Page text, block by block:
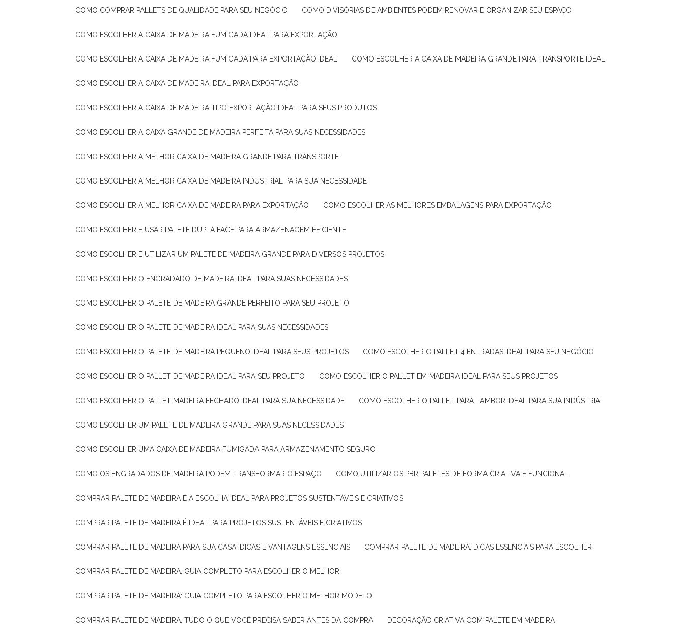
COMO COMPRAR PALLETS DE QUALIDADE PARA SEU NEGÓCIO COMO DIVISÓRIAS DE AMBIENTES PODEM RENOVAR E ORGANIZAR SEU ESPAÇO
COMO ESCOLHER A CAIXA DE MADEIRA FUMIGADA IDEAL PARA EXPORTAÇÃO
COMO ESCOLHER A CAIXA DE MADEIRA FUMIGADA PARA EXPORTAÇÃO IDEAL COMO ESCOLHER A CAIXA DE MADEIRA GRANDE PARA TRANSPORTE IDEAL
COMO ESCOLHER A CAIXA DE MADEIRA IDEAL PARA EXPORTAÇÃO
COMO ESCOLHER A CAIXA DE MADEIRA TIPO EXPORTAÇÃO IDEAL PARA SEUS PRODUTOS
COMO ESCOLHER A CAIXA GRANDE DE MADEIRA PERFEITA PARA SUAS NECESSIDADES
COMO ESCOLHER A MELHOR CAIXA DE MADEIRA GRANDE PARA TRANSPORTE
COMO ESCOLHER A MELHOR CAIXA DE MADEIRA INDUSTRIAL PARA SUA NECESSIDADE
COMO ESCOLHER A MELHOR CAIXA DE MADEIRA PARA EXPORTAÇÃO COMO ESCOLHER AS MELHORES EMBALAGENS PARA EXPORTAÇÃO
COMO ESCOLHER E USAR PALETE DUPLA FACE PARA ARMAZENAGEM EFICIENTE
COMO ESCOLHER E UTILIZAR UM PALETE DE MADEIRA GRANDE PARA DIVERSOS PROJETOS
COMO ESCOLHER O ENGRADADO DE MADEIRA IDEAL PARA SUAS NECESSIDADES
COMO ESCOLHER O PALETE DE MADEIRA GRANDE PERFEITO PARA SEU PROJETO
COMO ESCOLHER O PALETE DE MADEIRA IDEAL PARA SUAS NECESSIDADES
COMO ESCOLHER O PALETE DE MADEIRA PEQUENO IDEAL PARA SEUS PROJETOS COMO ESCOLHER O PALLET 4 ENTRADAS IDEAL PARA SEU NEGÓCIO
COMO ESCOLHER O PALLET DE MADEIRA IDEAL PARA SEU PROJETO COMO ESCOLHER O PALLET EM MADEIRA IDEAL PARA SEUS PROJETOS
COMO ESCOLHER O PALLET MADEIRA FECHADO IDEAL PARA SUA NECESSIDADE COMO ESCOLHER O PALLET PARA TAMBOR IDEAL PARA SUA INDÚSTRIA
COMO ESCOLHER UM PALETE DE MADEIRA GRANDE PARA SUAS NECESSIDADES
COMO ESCOLHER UMA CAIXA DE MADEIRA FUMIGADA PARA ARMAZENAMENTO SEGURO
COMO OS ENGRADADOS DE MADEIRA PODEM TRANSFORMAR O ESPAÇO COMO UTILIZAR OS PBR PALETES DE FORMA CRIATIVA E FUNCIONAL
COMPRAR PALETE DE MADEIRA É A ESCOLHA IDEAL PARA PROJETOS SUSTENTÁVEIS E CRIATIVOS
COMPRAR PALETE DE MADEIRA É IDEAL PARA PROJETOS SUSTENTÁVEIS E CRIATIVOS
COMPRAR PALETE DE MADEIRA PARA SUA CASA: DICAS E VANTAGENS ESSENCIAIS COMPRAR PALETE DE MADEIRA: DICAS ESSENCIAIS PARA ESCOLHER
COMPRAR PALETE DE MADEIRA: GUIA COMPLETO PARA ESCOLHER O MELHOR
COMPRAR PALETE DE MADEIRA: GUIA COMPLETO PARA ESCOLHER O MELHOR MODELO
COMPRAR PALETE DE MADEIRA: TUDO O QUE VOCÊ PRECISA SABER ANTES DA COMPRA DECORAÇÃO CRIATIVA COM PALETE EM MADEIRA